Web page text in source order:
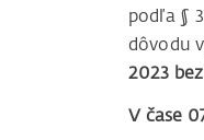
podľa §
dôvodu
2023
V čase